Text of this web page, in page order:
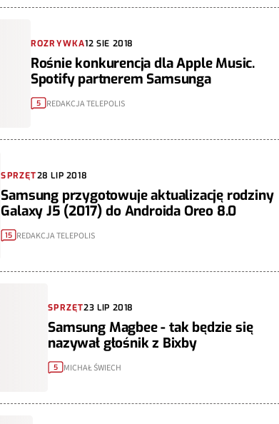
ROZRYWKA12 SIE 2018
Rośnie konkurencja dla Apple Music.
Spotify partnerem Samsunga
5 REDAKCJA TELEPOLIS
SPRZĘT28 LIP 2018
Samsung przygotowuje aktualizację rodziny
Galaxy J5 (2017) do Androida Oreo 8.0
15 REDAKCJA TELEPOLIS
SPRZĘT23 LIP 2018
Samsung Magbee - tak będzie się
nazywał głośnik z Bixby
5 MICHAŁ ŚWIECH